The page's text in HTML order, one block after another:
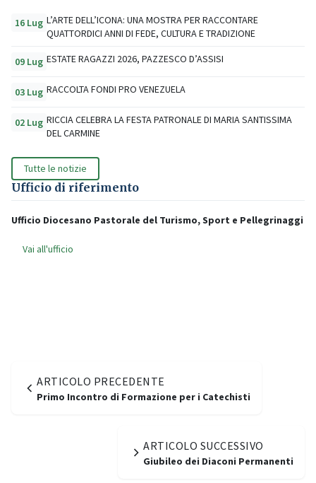
16 Lug L’ARTE DELL’ICONA: UNA MOSTRA PER RACCONTARE
QUATTORDICI ANNI DI FEDE, CULTURA E TRADIZIONE
09 Lug ESTATE RAGAZZI 2026, PAZZESCO D’ASSISI
03 Lug RACCOLTA FONDI PRO VENEZUELA
02 Lug RICCIA CELEBRA LA FESTA PATRONALE DI MARIA SANTISSIMA
DEL CARMINE
Tutte le notizie
Ufficio di riferimento
Ufficio Diocesano Pastorale del Turismo, Sport e Pellegrinaggi
Vai all'ufficio
ARTICOLO PRECEDENTE
Primo Incontro di Formazione per i Catechisti
ARTICOLO SUCCESSIVO
Giubileo dei Diaconi Permanenti